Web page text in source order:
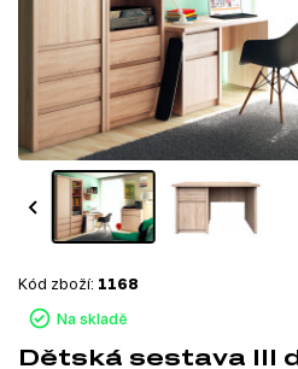
Na skladě
Kód zboží: 1168
Dětská sestava III